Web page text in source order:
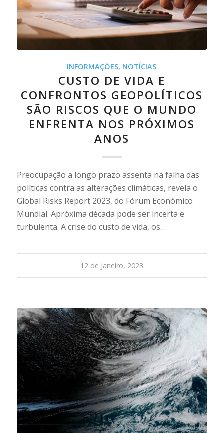
INFORMAÇÕES, NOTÍCIAS
CUSTO DE VIDA E
CONFRONTOS GEOPOLÍTICOS
SÃO RISCOS QUE O MUNDO
ENFRENTA NOS PRÓXIMOS
ANOS
Preocupação a longo prazo assenta na falha das
políticas contra as alterações climáticas, revela o
Global Risks Report 2023, do Fórum Económico
Mundial. Apróxima década pode ser incerta e
turbulenta. A crise do custo de vida, os…
12 de Janeiro, 2023